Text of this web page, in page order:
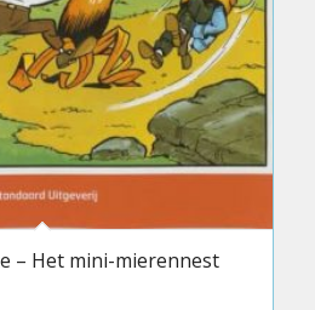
– Het mini-mierennest